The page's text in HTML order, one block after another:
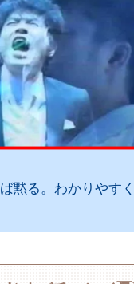
黙る。わかりやす